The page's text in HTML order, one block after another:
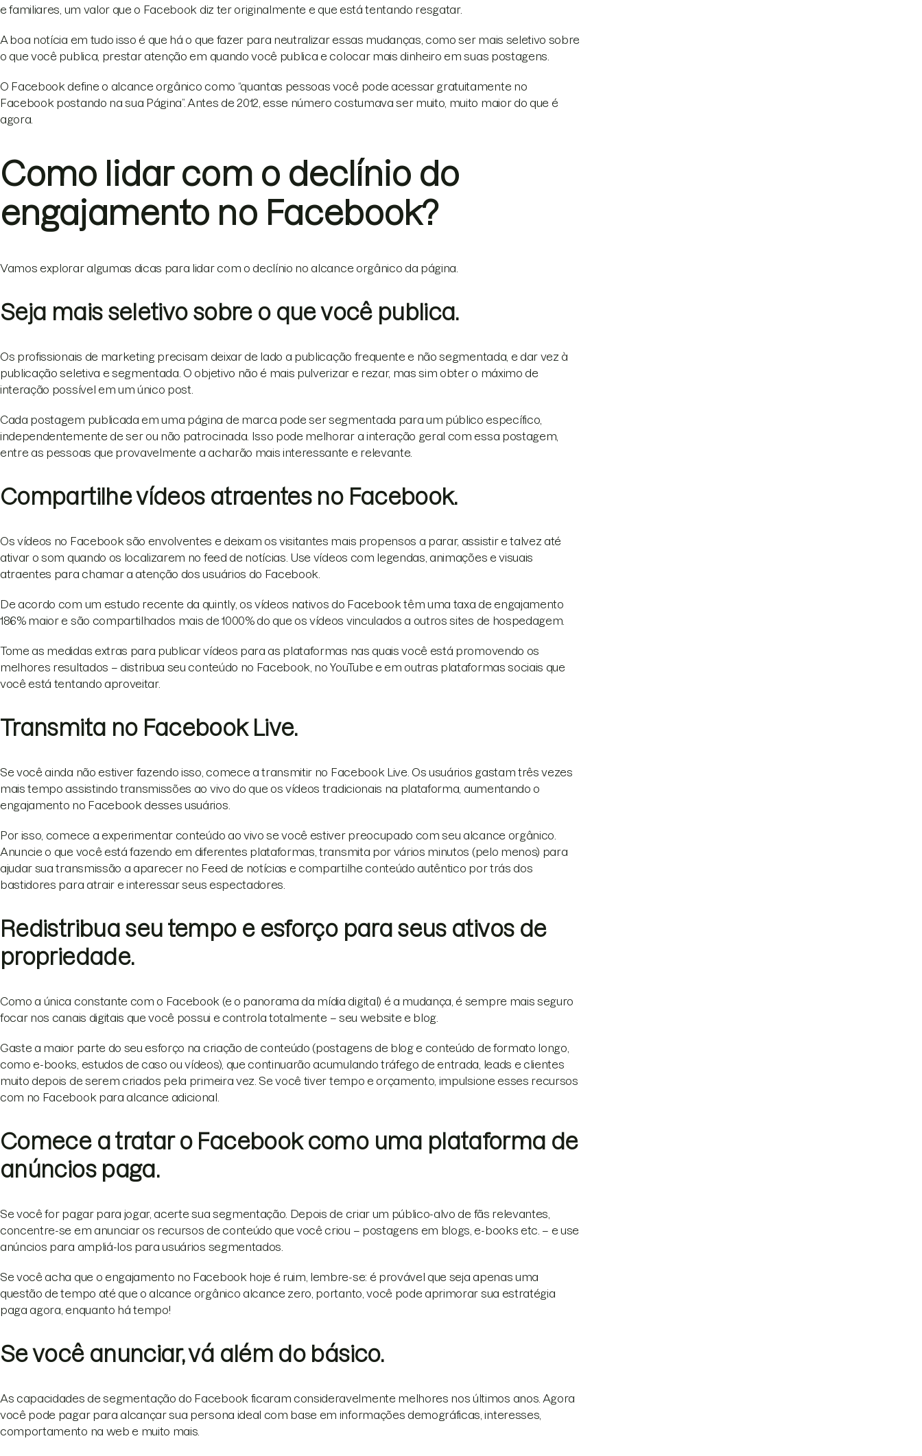
e familiares, um valor que o Facebook diz ter originalmente e que está tentando resgatar.
A boa notícia em tudo isso é que há o que fazer para neutralizar essas mudanças, como ser mais seletivo sobre
o que você publica, prestar atenção em quando você publica e colocar mais dinheiro em suas postagens.
O Facebook define o alcance orgânico como “quantas pessoas você pode acessar gratuitamente no
Facebook postando na sua Página”. Antes de 2012, esse número costumava ser muito, muito maior do que é
agora.
Como lidar com o declínio do
engajamento no Facebook?
Vamos explorar algumas dicas para lidar com o declínio no alcance orgânico da página.
Seja mais seletivo sobre o que você publica.
Os profissionais de marketing precisam deixar de lado a publicação frequente e não segmentada, e dar vez à
publicação seletiva e segmentada. O objetivo não é mais pulverizar e rezar, mas sim obter o máximo de
interação possível em um único post.
Cada postagem publicada em uma página de marca pode ser segmentada para um público específico,
independentemente de ser ou não patrocinada. Isso pode melhorar a interação geral com essa postagem,
entre as pessoas que provavelmente a acharão mais interessante e relevante.
Compartilhe vídeos atraentes no Facebook.
Os vídeos no Facebook são envolventes e deixam os visitantes mais propensos a parar, assistir e talvez até
ativar o som quando os localizarem no feed de notícias. Use vídeos com legendas, animações e visuais
atraentes para chamar a atenção dos usuários do Facebook.
De acordo com um estudo recente da quintly, os vídeos nativos do Facebook têm uma taxa de engajamento
186% maior e são compartilhados mais de 1000% do que os vídeos vinculados a outros sites de hospedagem.
Tome as medidas extras para publicar vídeos para as plataformas nas quais você está promovendo os
melhores resultados – distribua seu conteúdo no Facebook, no YouTube e em outras plataformas sociais que
você está tentando aproveitar.
Transmita no Facebook Live.
Se você ainda não estiver fazendo isso, comece a transmitir no Facebook Live. Os usuários gastam três vezes
mais tempo assistindo transmissões ao vivo do que os vídeos tradicionais na plataforma, aumentando o
engajamento no Facebook desses usuários.
Por isso, comece a experimentar conteúdo ao vivo se você estiver preocupado com seu alcance orgânico.
Anuncie o que você está fazendo em diferentes plataformas, transmita por vários minutos (pelo menos) para
ajudar sua transmissão a aparecer no Feed de notícias e compartilhe conteúdo autêntico por trás dos
bastidores para atrair e interessar seus espectadores.
Redistribua seu tempo e esforço para seus ativos de
propriedade.
Como a única constante com o Facebook (e o panorama da mídia digital) é a mudança, é sempre mais seguro
focar nos canais digitais que você possui e controla totalmente – seu website e blog.
Gaste a maior parte do seu esforço na criação de conteúdo (postagens de blog e conteúdo de formato longo,
como e-books, estudos de caso ou vídeos), que continuarão acumulando tráfego de entrada, leads e clientes
muito depois de serem criados pela primeira vez. Se você tiver tempo e orçamento, impulsione esses recursos
com no Facebook para alcance adicional.
Comece a tratar o Facebook como uma plataforma de
anúncios paga.
Se você for pagar para jogar, acerte sua segmentação. Depois de criar um público-alvo de fãs relevantes,
concentre-se em anunciar os recursos de conteúdo que você criou – postagens em blogs, e-books etc. – e use
anúncios para ampliá-los para usuários segmentados.
Se você acha que o engajamento no Facebook hoje é ruim, lembre-se: é provável que seja apenas uma
questão de tempo até que o alcance orgânico alcance zero, portanto, você pode aprimorar sua estratégia
paga agora, enquanto há tempo!
Se você anunciar, vá além do básico.
As capacidades de segmentação do Facebook ficaram consideravelmente melhores nos últimos anos. Agora
você pode pagar para alcançar sua persona ideal com base em informações demográficas, interesses,
comportamento na web e muito mais.